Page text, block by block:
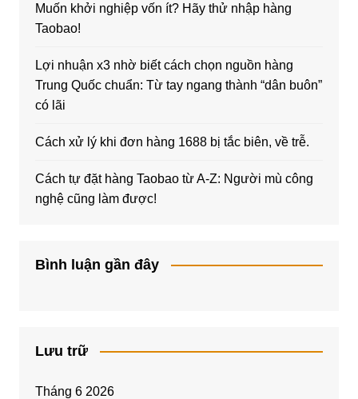
Muốn khởi nghiệp vốn ít? Hãy thử nhập hàng
Taobao!
Lợi nhuận x3 nhờ biết cách chọn nguồn hàng
Trung Quốc chuẩn: Từ tay ngang thành “dân buôn”
có lãi
Cách xử lý khi đơn hàng 1688 bị tắc biên, về trễ.
Cách tự đặt hàng Taobao từ A-Z: Người mù công
nghệ cũng làm được!
Bình luận gần đây
Lưu trữ
Tháng 6 2026